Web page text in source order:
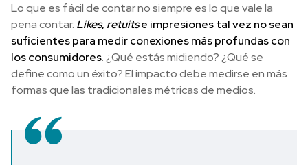
Lo que es fácil de contar no siempre es lo que vale la
pena contar. Likes, retuitse impresiones tal vez no sean
suficientes para medir conexiones más profundas con
los consumidores. ¿Qué estás midiendo? ¿Qué se
define como un éxito? El impacto debe medirse en más
formas que las tradicionales métricas de medios.